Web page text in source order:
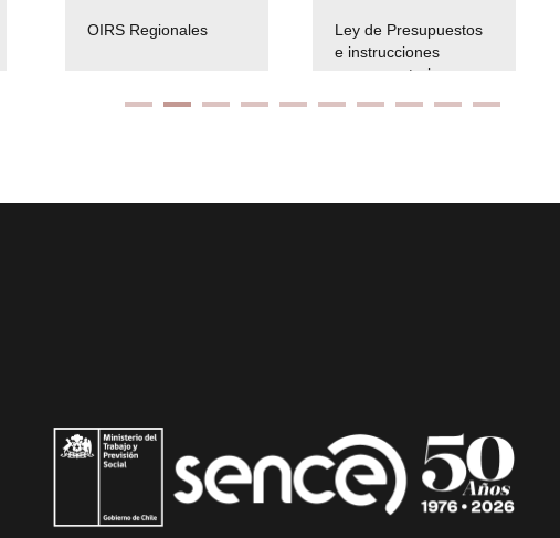
OIRS Regionales
Ley de Presupuestos
e instrucciones
presuspuetarias